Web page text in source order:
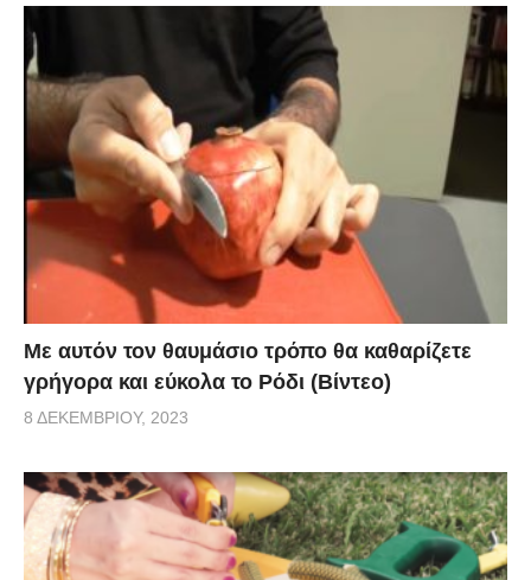
Με αυτόν τον θαυμάσιο τρόπο θα καθαρίζετε
γρήγορα και εύκολα το Ρόδι (Βίντεο)
8 ΔΕΚΕΜΒΡΊΟΥ, 2023